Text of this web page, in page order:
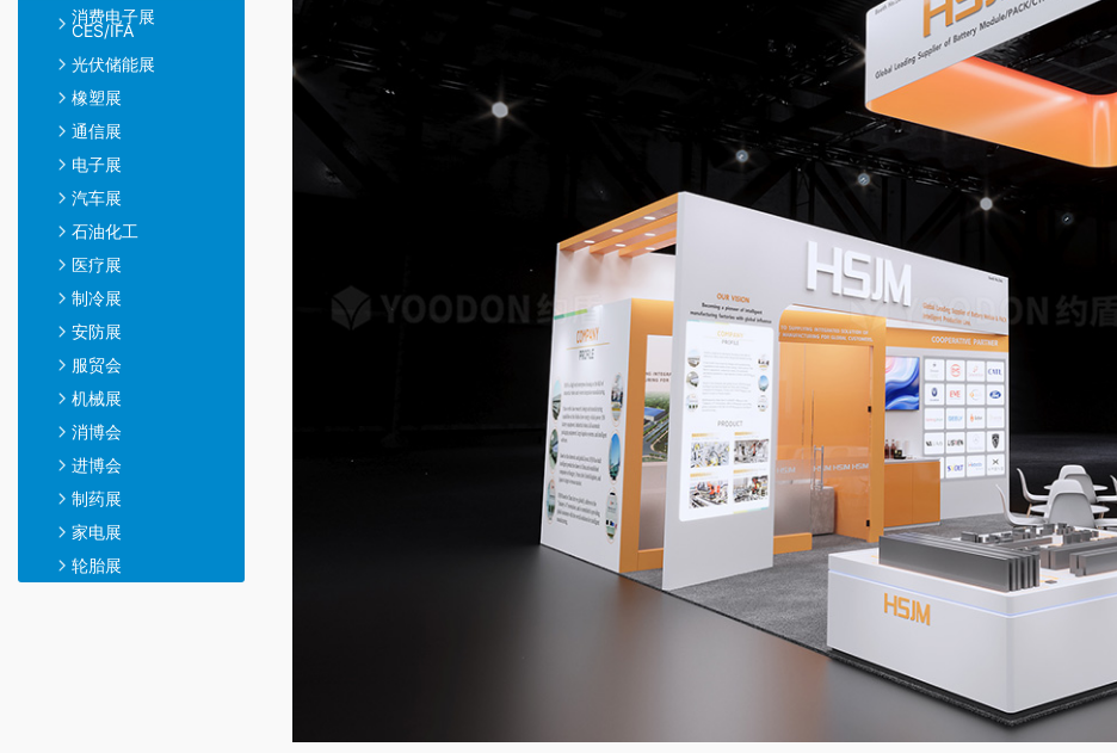
消费电子展
CES/IFA
光伏储能展
橡塑展
通信展
电子展
汽车展
石油化工
医疗展
制冷展
安防展
服贸会
机械展
消博会
进博会
制药展
家电展
轮胎展